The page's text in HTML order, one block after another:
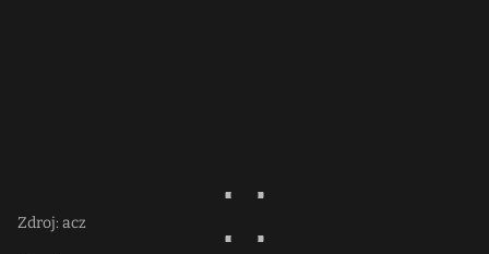
Zdroj: acz